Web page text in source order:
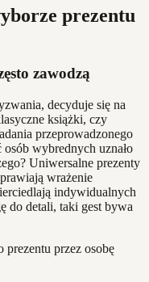
prezentu
zawodzą
decyduje się na
książki, czy
przeprowadzonego
osób wybrednych uznało
Uniwersalne prezenty
wrażenie
indywidualnych
do detali, taki gest bywa